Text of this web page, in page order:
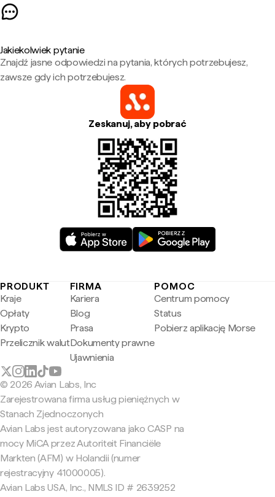
Jakiekolwiek pytanie
Znajdź jasne odpowiedzi na pytania, których potrzebujesz,
zawsze gdy ich potrzebujesz.
Zeskanuj, aby pobrać
PRODUKT
Kraje
Opłaty
Krypto
Przelicznik walut
FIRMA
Kariera
Blog
Prasa
Dokumenty prawne
Ujawnienia
POMOC
Centrum pomocy
Status
Pobierz aplikację Morse
© 2026 Avian Labs, Inc
Zarejestrowana firma usług pieniężnych w
Stanach Zjednoczonych
Avian Labs jest autoryzowana jako CASP na
mocy MiCA przez Autoriteit Financiële
Markten (AFM) w Holandii (numer
rejestracyjny 41000005).
Avian Labs USA, Inc., NMLS ID # 2639252